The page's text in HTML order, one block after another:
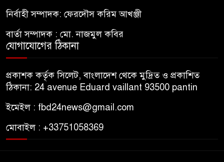
নির্বাহী সম্পাদক: ফেরদৌস করিম আখঞ্জী
বার্তা সম্পাদক : মো. নাজমুল কবির
যোগাযোগের ঠিকানা
প্রকাশক কর্তৃক সিলেট, বাংলাদেশ থেকে মুদ্রিত ও প্রকাশিত
ঠিকানা: 24 avenue Eduard vaillant 93500 pantin
ইমেইল : fbd24news@gmail.com
মোবাইল : +33751058369